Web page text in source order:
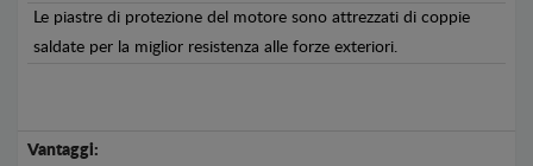
Le piastre di protezione del motore sono attrezzati di coppie
saldate per la miglior resistenza alle forze exteriori.
Vantaggi: